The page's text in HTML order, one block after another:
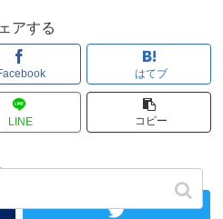
アする
はてブ
LINE コピー
をフォローする